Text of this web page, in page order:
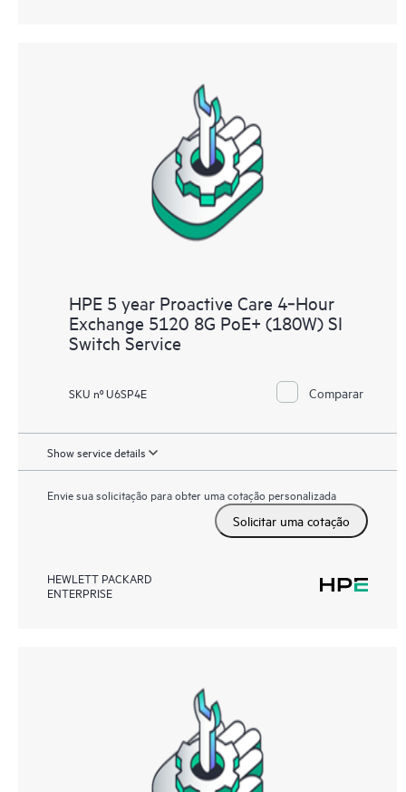
HPE 5 year Proactive Care 4‑Hour
Exchange 5120 8G PoE+ (180W) SI
Switch Service
SKU nº U6SP4E Comparar
Show service details
Envie sua solicitação para obter uma cotação personalizada
Solicitar uma cotação
HEWLETT PACKARD
ENTERPRISE